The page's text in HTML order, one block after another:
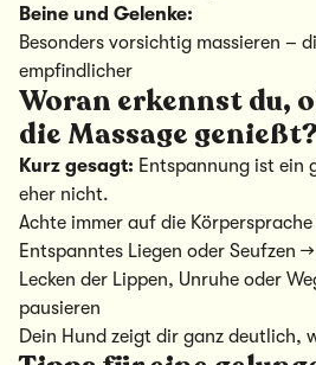
Beine und Gelenke:
Besonders vorsichtig massieren –
empfindlicher
Woran erkennst du,
die Massage genießt?
Kurz gesagt: Entspannung ist ein
eher nicht.
Achte immer auf die Körpersprache
Entspanntes Liegen oder Seufzen
Lecken der Lippen, Unruhe oder
pausieren
Dein Hund zeigt dir ganz deutlich,